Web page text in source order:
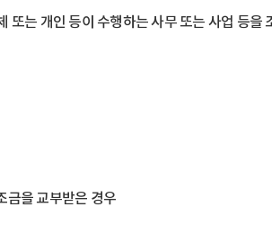
또는 개인 등이 수행하는 사무 또는 사업 등을
금을 교부받은 경우